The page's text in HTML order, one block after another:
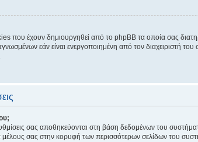
που έχουν δημιουργηθεί από το phpBB τα οποία σας
εάν είναι ενεργοποιημένη από τον διαχειριστή
σας αποθηκεύονται στη βάση δεδομένων του
σας στην κορυφή των περισσότερων σελίδων του